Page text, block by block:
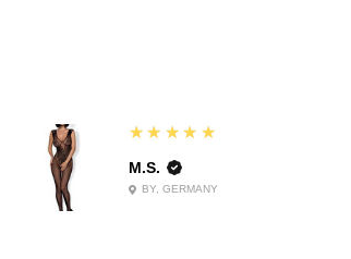
5
★★★★★
M.S.
BY, GERMANY